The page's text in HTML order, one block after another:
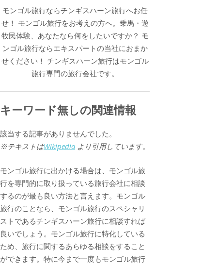
モンゴル旅行ならチンギスハーン旅行へお任
せ！ モンゴル旅行をお考えの方へ。乗馬・遊
牧民体験、あなたなら何をしたいですか？ モ
ンゴル旅行ならエキスパートの当社におまか
せください！ チンギスハーン旅行はモンゴル
旅行専門の旅行会社です。
キーワード無しの関連情報
該当する記事がありませんでした。
※テキストはWikipedia より引用しています。
モンゴル旅行に出かける場合は、モンゴル旅
行を専門的に取り扱っている旅行会社に相談
するのが最も良い方法と言えます。モンゴル
旅行のことなら、モンゴル旅行のスペシャリ
ストであるチンギスハーン旅行に相談すれば
良いでしょう。モンゴル旅行に特化している
ため、旅行に関するあらゆる相談をすること
ができます。特に今まで一度もモンゴル旅行